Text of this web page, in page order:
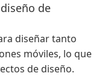
de
diseñar tanto
móviles, lo que
de diseño.